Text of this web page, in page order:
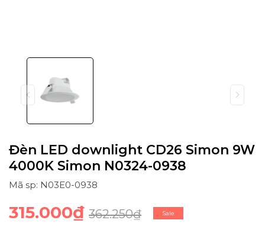
Đèn LED downlight CD26 Simon 9W
4000K Simon N0324-0938
Mã sp: N03E0-0938
315.000₫ 362.250₫ Sale